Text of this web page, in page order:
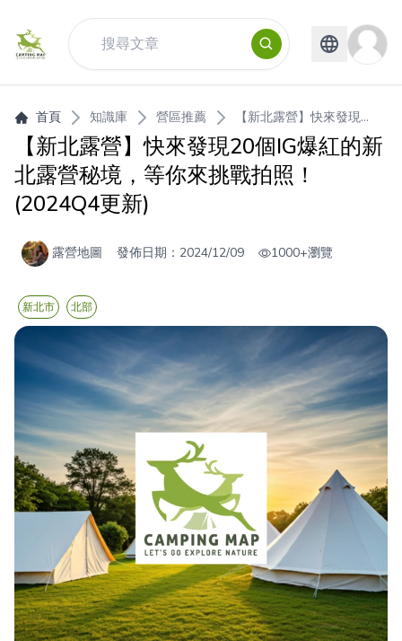
首頁 知識庫 營區推薦 【新北露營】快來發現...
【新北露營】快來發現20個IG爆紅的新
北露營秘境，等你來挑戰拍照！
(2024Q4更新)
露營地圖 發佈日期： 2024/12/09 1000+瀏覽
新北市 北部